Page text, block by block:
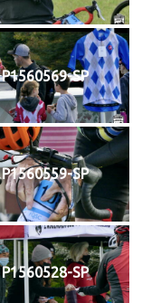
P1560569-SP
P1560559-SP
P1560528-SP